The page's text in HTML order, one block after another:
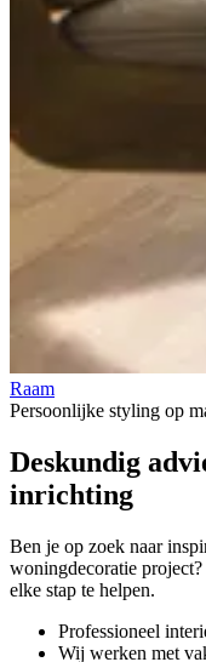
Raam
Persoonlijke styling op
Deskundig
inrichting
Ben je op zoek naar
woningdecoratie
elke stap te helpen.
Professioneel
Wij werken met